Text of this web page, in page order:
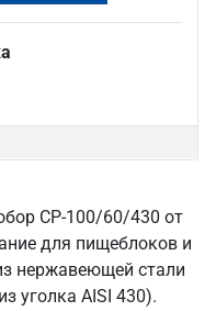
СР-100/60/430 от
для пищеблоков и
нержавеющей стали
уголка AISI 430).